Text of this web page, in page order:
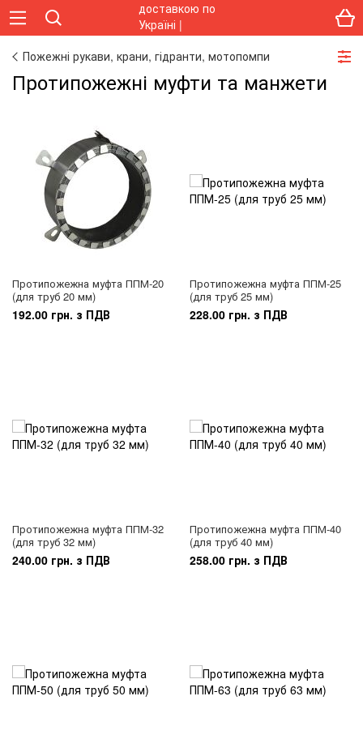
Пожежні рукави, крани, гідранти, мотопомпи
Протипожежні муфти та манжети
Протипожежна муфта ППМ-20
(для труб 20 мм)
192.00 грн. з ПДВ
Протипожежна муфта ППМ-25
(для труб 25 мм)
228.00 грн. з ПДВ
Протипожежна муфта ППМ-32
(для труб 32 мм)
240.00 грн. з ПДВ
Протипожежна муфта ППМ-40
(для труб 40 мм)
258.00 грн. з ПДВ